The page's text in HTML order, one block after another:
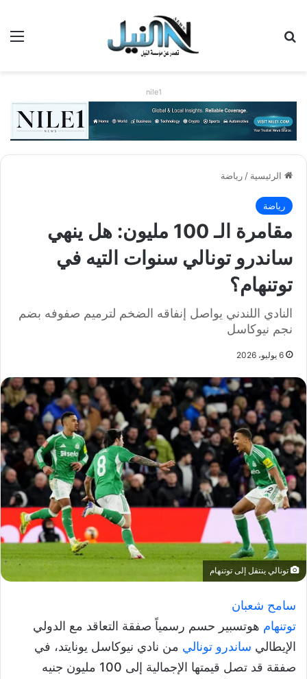
nile1
الرئيسية /رياضة
رياضة
مقامرة الـ 100 مليون: هل ينهي
ساندرو تونالي سنوات التيه في
توتنهام؟
النادي اللندني يواصل إنفاقه الضخم لترميم صفوفه بضم
نجم نيوكاسل
6 يوليو، 2026
تونالي ينتقل إلى توتنهام
سامح شعبان
توتنهام هوتسبير حسم رسمياً صفقة التعاقد مع الدولي
الإيطالي ساندرو تونالي من نادي نيوكاسل يونايتد، في
صفقة قد تصل قيمتها الإجمالية إلى 100 مليون جنيه